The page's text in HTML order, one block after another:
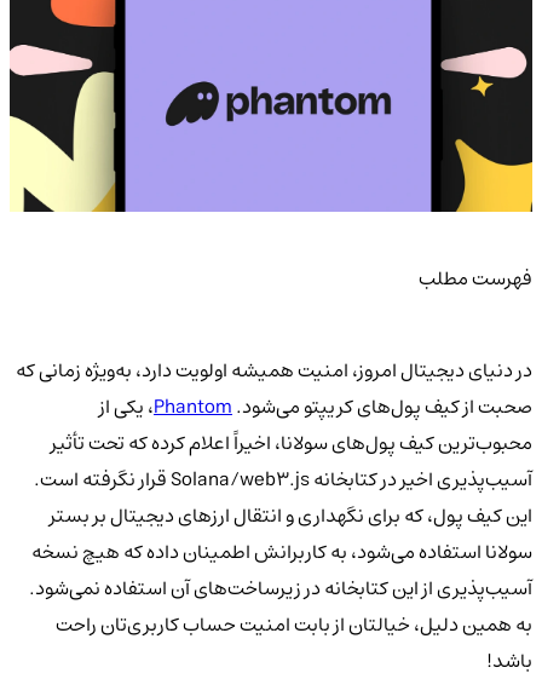
فهرست مطلب
در دنیای دیجیتال امروز، امنیت همیشه اولویت دارد، به‌ویژه زمانی که
صحبت از کیف پول‌های کریپتو می‌شود.Phantom، یکی از
محبوب‌ترین کیف پول‌های سولانا، اخیراً اعلام کرده که تحت تأثیر
آسیب‌پذیری اخیر در کتابخانه Solana/web3.js قرار نگرفته است.
این کیف پول، که برای نگهداری و انتقال ارزهای دیجیتال بر بستر
سولانا استفاده می‌شود، به کاربرانش اطمینان داده که هیچ نسخه
آسیب‌پذیری از این کتابخانه در زیرساخت‌های آن استفاده نمی‌شود.
به همین دلیل، خیالتان از بابت امنیت حساب کاربری‌تان راحت
باشد!